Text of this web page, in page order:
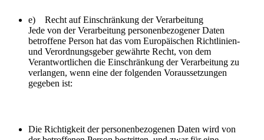
e) Recht auf Einschränkung der Verarbeitung
Jede von der Verarbeitung personenbezogener Daten
betroffene Person hat das vom Europäischen Richtlinien-
und Verordnungsgeber gewährte Recht, von dem
Verantwortlichen die Einschränkung der Verarbeitung zu
verlangen, wenn eine der folgenden Voraussetzungen
gegeben ist:
Die Richtigkeit der personenbezogenen Daten wird von